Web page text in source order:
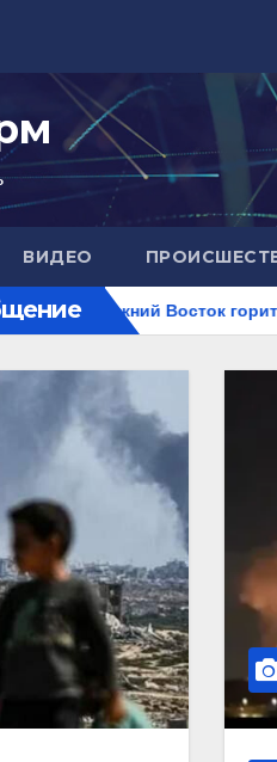
ВИДЕО
Восток горит. РФ на